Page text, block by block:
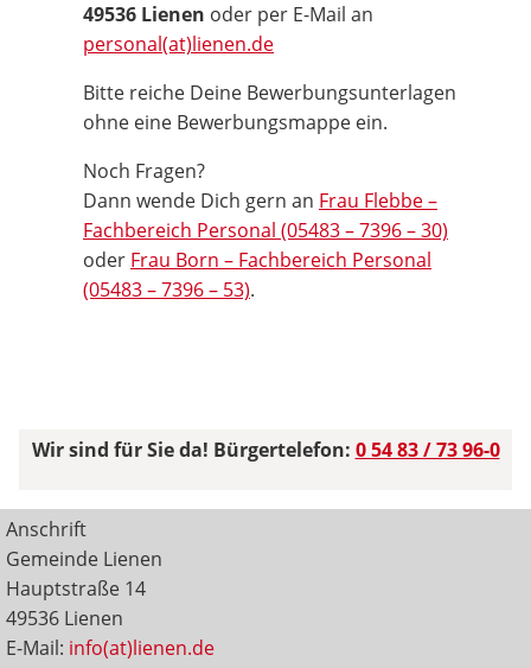
49536 Lienen oder per E-Mail an
personal(at)lienen.de
Bitte reiche Deine Bewerbungsunterlagen
ohne eine Bewerbungsmappe ein.
Noch Fragen?
Dann wende Dich gern an Frau Flebbe –
Fachbereich Personal (05483 – 7396 – 30)
oder Frau Born – Fachbereich Personal
(05483 – 7396 – 53).
Wir sind für Sie da! Bürgertelefon: 0 54 83 / 73 96-0
Anschrift
Gemeinde Lienen
Hauptstraße 14
49536 Lienen
E-Mail: info(at)lienen.de